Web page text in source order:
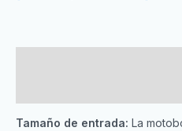
Tamaño de entrada: La